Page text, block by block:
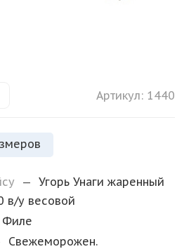
Артикул: 1440
— Угорь Унаги жаренный
в/у весовой
Филе
Свежеморожен.